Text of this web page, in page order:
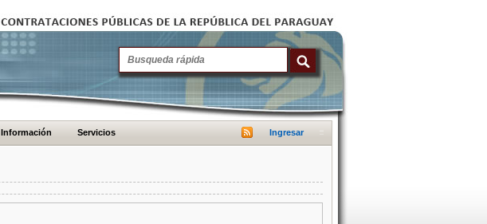
Información Servicios Ingresar